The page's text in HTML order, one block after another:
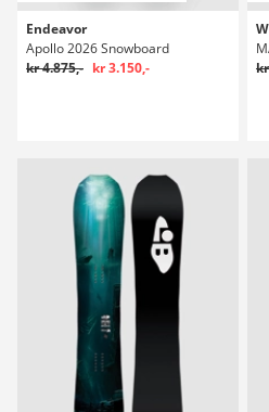
Endeavor
Apollo 2026 Snowboard
kr 4.875,- kr 3.150,-